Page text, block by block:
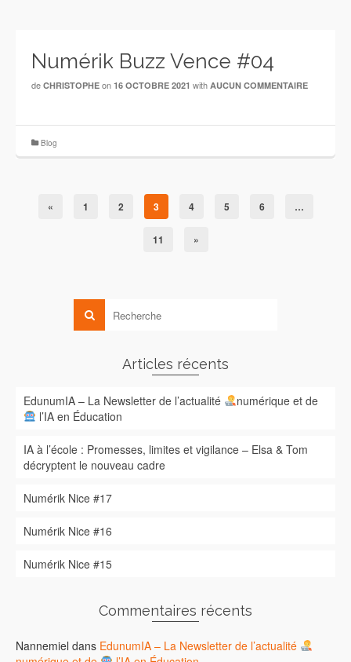
Numérik Buzz Vence #04
de CHRISTOPHE on 16 OCTOBRE 2021 with AUCUN COMMENTAIRE
Blog
« 1 2 3 4 5 6 …
11 »
Articles récents
EdunumIA – La Newsletter de l’actualité
numérique et de
l’IA en Éducation
IA à l’école : Promesses, limites et vigilance – Elsa & Tom
décryptent le nouveau cadre
Numérik Nice #17
Numérik Nice #16
Numérik Nice #15
Commentaires récents
Nannemiel dans EdunumIA – La Newsletter de l’actualité